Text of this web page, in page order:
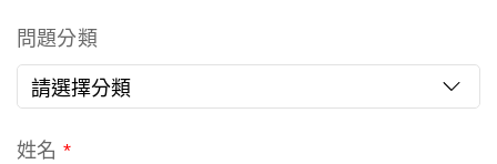
問題分類
姓名 *